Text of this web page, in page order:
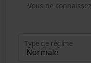
Vous ne
Type de régime